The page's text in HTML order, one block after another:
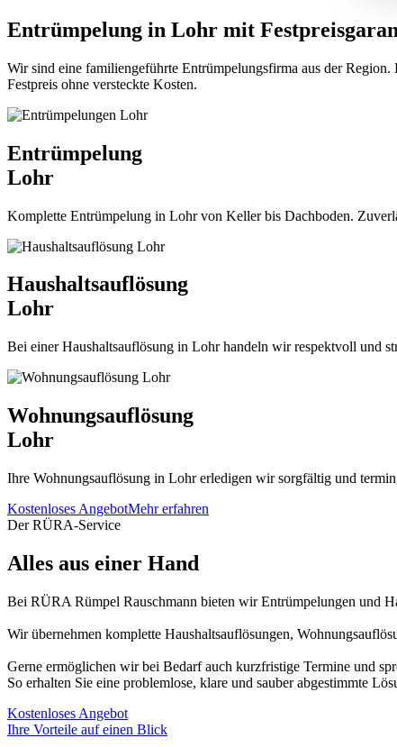
Entrümpelung in Lohr mit
Wir sind eine familiengeführte Entrümpelungsfirma aus der
Festpreis ohne versteckte Kosten.
Entrümpelung
Lohr
Komplette Entrümpelung in Lohr von Keller bis Dachboden.
Haushaltsauflösung
Lohr
Bei einer Haushaltsauflösung in Lohr handeln wir respektvoll und
Wohnungsauflösung
Lohr
Ihre Wohnungsauflösung in Lohr erledigen wir sorgfältig und
Kostenloses AngebotMehr erfahren
Der RÜRA-Service
Alles aus einer Hand
Bei RÜRA Rümpel Rauschmann bieten wir Entrümpelungen und
Wir übernehmen komplette Haushaltsauflösungen,
Gerne ermöglichen wir bei Bedarf auch kurzfristige Termine und
So erhalten Sie eine problemlose, klare und sauber abgestimmte
Kostenloses Angebot
Ihre Vorteile auf einen Blick